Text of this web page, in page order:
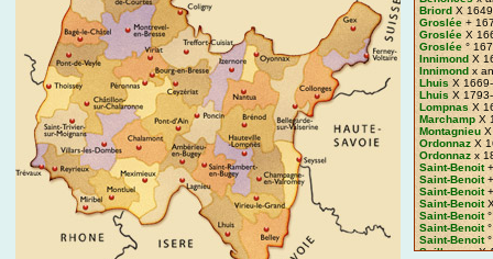
Briord X
Groslée +
Groslée X
Groslée °
Innimond X
Innimond x
LhuisX
Lhuis X
LompnasX
Marchamp X
Montagnieu
OrdonnazX
Ordonnaz x
Saint-Benoit+
Saint-Benoit+
Saint-Benoit+
Saint-Benoit
Saint-Benoit°
Saint-Benoit°
Saint-Benoit°
SeillonnazX